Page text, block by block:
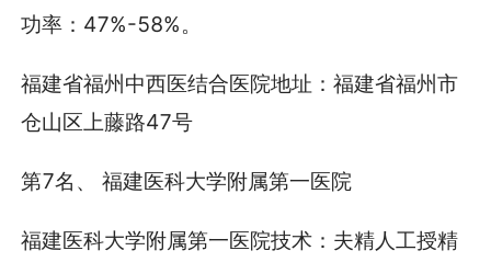
功率：47%-58%。
福建省福州中西医结合医院地址：福建省福州市
仓山区上藤路47号
第7名、 福建医科大学附属第一医院
福建医科大学附属第一医院技术：夫精人工授精